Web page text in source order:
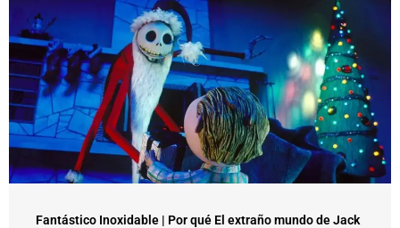
Fantástico Inoxidable | Por qué El extraño mundo de Jack